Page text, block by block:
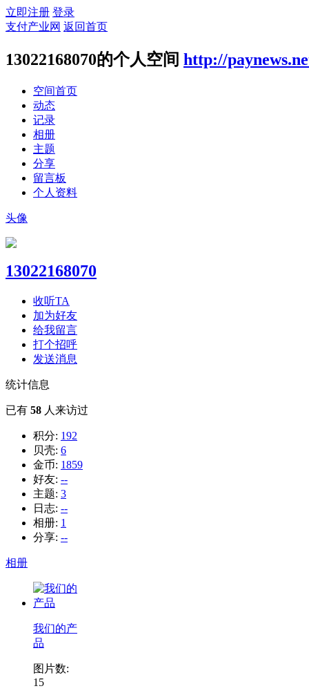
立即注册 登录
支付产业网 返回首页
13022168070的个人空间 http://
空间首页
动态
记录
相册
主题
分享
留言板
个人资料
头像
13022168070
收听TA
加为好友
给我留言
打个招呼
发送消息
统计信息
已有 58 人来访过
积分: 192
贝壳: 6
金币: 1859
好友: --
主题: 3
日志: --
相册: 1
分享: --
相册
我们的产
品
图片数:
15